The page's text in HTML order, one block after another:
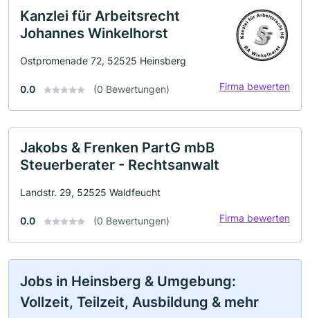
Kanzlei für Arbeitsrecht
Johannes Winkelhorst
Ostpromenade 72, 52525 Heinsberg
0.0 (0 Bewertungen) Firma bewerten
Jakobs & Frenken PartG mbB
Steuerberater - Rechtsanwalt
Landstr. 29, 52525 Waldfeucht
0.0 (0 Bewertungen) Firma bewerten
Jobs in Heinsberg & Umgebung:
Vollzeit, Teilzeit, Ausbildung & mehr